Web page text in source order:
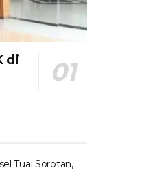
di
Tuai Sorotan,